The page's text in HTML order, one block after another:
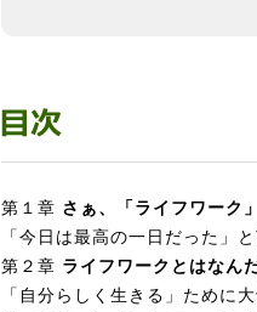
第１章 さぁ、「ライフワーク
「今日は最高の一日だった」
第２章 ライフワークとはなん
「自分らしく生きる」ために